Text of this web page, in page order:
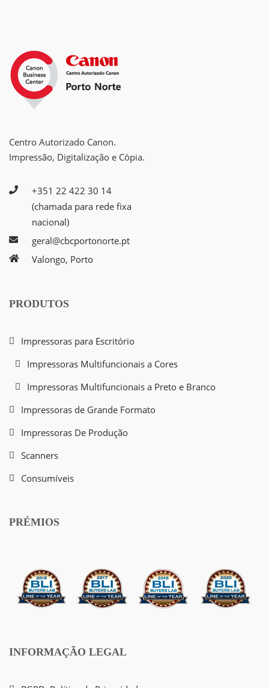
Centro Autorizado Canon.
Impressão, Digitalização e Cópia.
+351 22 422 30 14
(chamada para rede fixa
nacional)
geral@cbcportonorte.pt
Valongo, Porto
PRODUTOS
Impressoras para Escritório
Impressoras Multifuncionais a Cores
Impressoras Multifuncionais a Preto e Branco
Impressoras de Grande Formato
Impressoras De Produção
Scanners
Consumíveis
PRÉMIOS
INFORMAÇÃO LEGAL